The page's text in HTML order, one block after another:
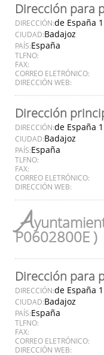
Dirección para
DIRECCIÓN:de España 1
CIUDAD:Badajoz
PAÍS:España
TLFNO:
FAX:
CORREO ELETRÓNICO:
DIRECCIÓN WEB:
Dirección
DIRECCIÓN:de España 1
CIUDAD:Badajoz
PAÍS:España
TLFNO:
FAX:
CORREO ELETRÓNICO:
DIRECCIÓN WEB:
A
P0602800E )
Dirección para
DIRECCIÓN:de España 1
CIUDAD:Badajoz
PAÍS:España
TLFNO:
FAX:
CORREO ELETRÓNICO:
DIRECCIÓN WEB: